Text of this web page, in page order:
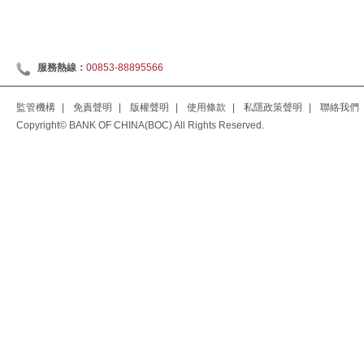
服務熱線： 00853-88895566
監管機構 免責聲明 版權聲明 使用條款 私隱政策聲明
聯絡我們
Copyright© BANK OF CHINA(BOC) All Rights Reserved.